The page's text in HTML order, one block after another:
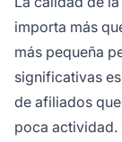
importa más
más pequeña
significativas
de afiliados
poca actividad.